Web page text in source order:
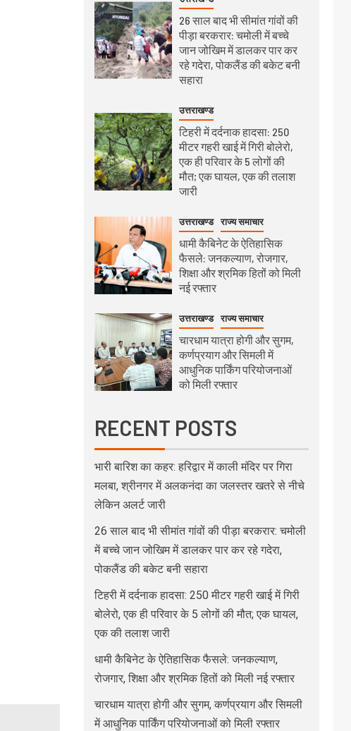
26 साल बाद भी सीमांत गांवों की
पीड़ा बरकरार: चमोली में बच्चे
जान जोखिम में डालकर पार कर
रहे गदेरा, पोकलैंड की बकेट बनी
सहारा
उत्तराखण्ड
टिहरी में दर्दनाक हादसा: 250
मीटर गहरी खाई में गिरी बोलेरो,
एक ही परिवार के 5 लोगों की
मौत; एक घायल, एक की तलाश
जारी
उत्तराखण्ड राज्य समाचार
धामी कैबिनेट के ऐतिहासिक
फैसले: जनकल्याण, रोजगार,
शिक्षा और श्रमिक हितों को मिली
नई रफ्तार
उत्तराखण्ड राज्य समाचार
चारधाम यात्रा होगी और सुगम,
कर्णप्रयाग और सिमली में
आधुनिक पार्किंग परियोजनाओं
को मिली रफ्तार
RECENT POSTS
भारी बारिश का कहर: हरिद्वार में काली मंदिर पर गिरा
मलबा, श्रीनगर में अलकनंदा का जलस्तर खतरे से नीचे
लेकिन अलर्ट जारी
26 साल बाद भी सीमांत गांवों की पीड़ा बरकरार: चमोली
में बच्चे जान जोखिम में डालकर पार कर रहे गदेरा,
पोकलैंड की बकेट बनी सहारा
टिहरी में दर्दनाक हादसा: 250 मीटर गहरी खाई में गिरी
बोलेरो, एक ही परिवार के 5 लोगों की मौत; एक घायल,
एक की तलाश जारी
धामी कैबिनेट के ऐतिहासिक फैसले: जनकल्याण,
रोजगार, शिक्षा और श्रमिक हितों को मिली नई रफ्तार
चारधाम यात्रा होगी और सुगम, कर्णप्रयाग और सिमली
में आधुनिक पार्किंग परियोजनाओं को मिली रफ्तार